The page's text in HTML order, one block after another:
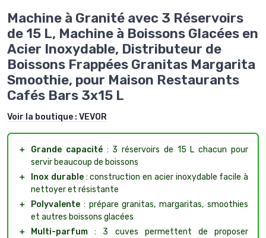
Machine à Granité avec 3 Réservoirs
de 15 L, Machine à Boissons Glacées en
Acier Inoxydable, Distributeur de
Boissons Frappées Granitas Margarita
Smoothie, pour Maison Restaurants
Cafés Bars 3x15 L
Voir la boutique : VEVOR
＋ Grande capacité: 3 réservoirs de 15 L chacun pour
servir beaucoup de boissons
＋
Inox durable: construction en acier inoxydable facile à
nettoyer et résistante
＋
Polyvalente : prépare granitas, margaritas, smoothies
et autres boissons glacées
＋
Multi-parfum : 3 cuves permettent de proposer